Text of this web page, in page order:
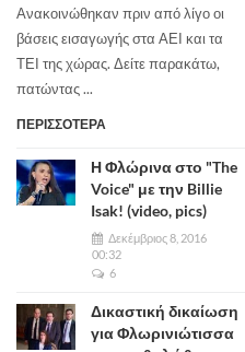
Ανακοινώθηκαν πριν από λίγο οι
βάσεις εισαγωγής στα ΑΕΙ και τα
ΤΕΙ της χώρας. Δείτε παρακάτω,
πατώντας ...
ΠΕΡΙΣΣΟΤΕΡΑ
Η Φλώρινα στο "The
Voice" με την Billie
Isak! (video, pics)
Δεκέμβριος 8, 2016
00:32
6
Δικαστική δικαίωση
για Φλωρινιώτισσα